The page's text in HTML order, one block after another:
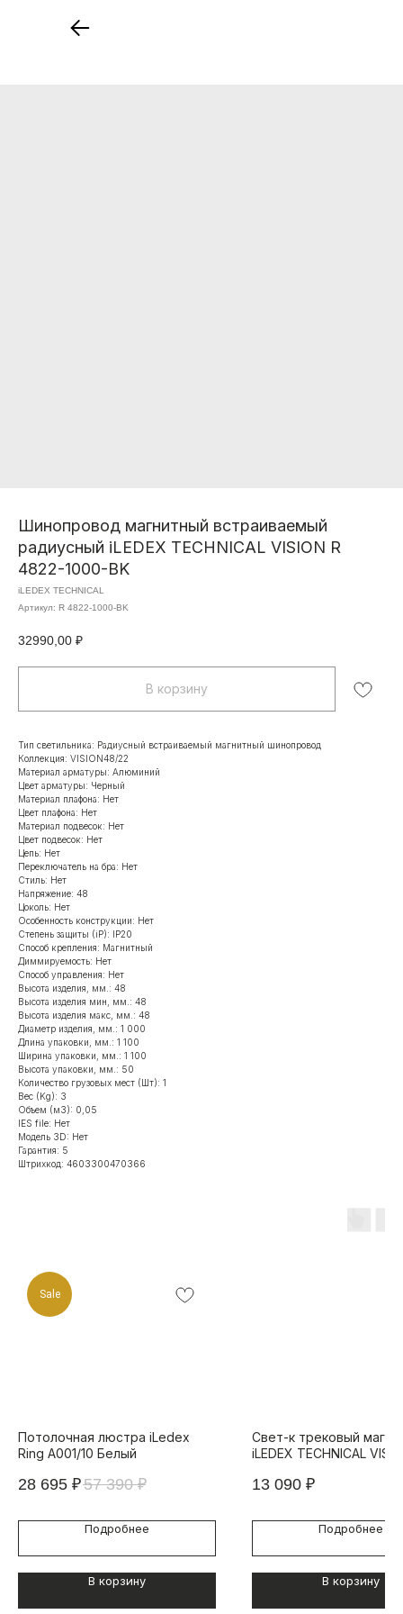
Шинопровод магнитный встраиваемый
радиусный iLEDEX TECHNICAL VISION R
4822-1000-BK
iLEDEX TECHNICAL
Артикул: R 4822-1000-BK
32990,00 ₽
В корзину
Тип светильника: Радиусный встраиваемый магнитный шинопровод
Коллекция: VISION48/22
Материал арматуры: Алюминий
Цвет арматуры: Черный
Материал плафона: Нет
Цвет плафона: Нет
Материал подвесок: Нет
Цвет подвесок: Нет
Цепь: Нет
Переключатель на бра: Нет
Стиль: Нет
Напряжение: 48
Цоколь: Нет
Особенность конструкции: Нет
Степень защиты (iP): IP20
Способ крепления: Магнитный
Диммируемость: Нет
Способ управления: Нет
Высота изделия, мм.: 48
Высота изделия мин, мм.: 48
Высота изделия макс, мм.: 48
Диаметр изделия, мм.: 1 000
Длина упаковки, мм.: 1 100
Ширина упаковки, мм.: 1 100
Высота упаковки, мм.: 50
Количество грузовых мест (Шт): 1
Вес (Kg): 3
Объем (м3): 0,05
IES file: Нет
Модель 3D: Нет
Гарантия: 5
Штрихкод: 4603300470366
Sale
Потолочная люстра iLedex
Ring A001/10 Белый
28 695 ₽57 390 ₽
Подробнее
В корзину
Свет-к трековый
iLEDEX TECHNICAL
38DG-BK (раб. с
13 090 ₽
Подробнее
В корзину